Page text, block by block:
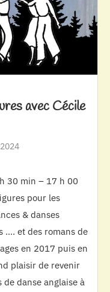
avec Cécile
30 min – 17 h 00
pour les
& danses
…. et des romans de
en 2017 puis en
plaisir de revenir
danse anglaise à